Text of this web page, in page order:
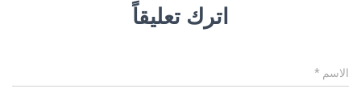
اترك تعليقاً
الاسم *